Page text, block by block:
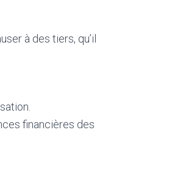
à des tiers, qu’il
financières des